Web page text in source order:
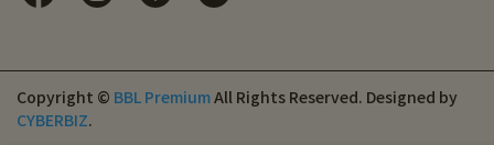
Copyright © BBL PremiumAll Rights Reserved. Designed by
CYBERBIZ.